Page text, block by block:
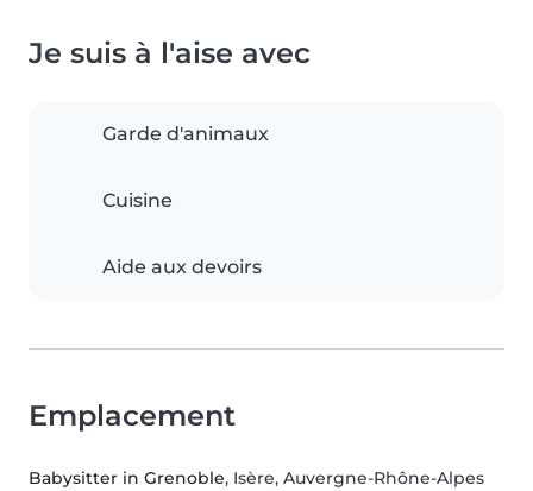
Je suis à l'aise avec
Garde d'animaux
Cuisine
Aide aux devoirs
Emplacement
Babysitter in Grenoble, Isère, Auvergne-Rhône-Alpes